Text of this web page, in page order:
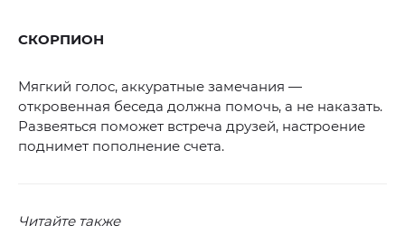
СКОРПИОН
Мягкий голос, аккуратные замечания —
откровенная беседа должна помочь, а не наказать.
Развеяться поможет встреча друзей, настроение
поднимет пополнение счета.
Читайте также